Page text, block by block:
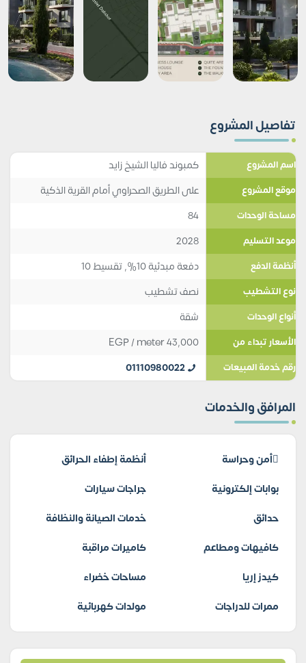
تفاصيل المشروع
اسم المشروع كمبوند فاليا الشيخ زايد
موقع المشروع على الطريق الصحراوي أمام القرية الذكية
مساحة الوحدات 84
موعد التسليم 2028
أنظمة الدفع دفعة مبدئية 10%, تقسيط 10
نوع التشطيب نصف تشطيب
أنواع الوحدات شقة
الأسعار تبداء من 43,000
EGP/ meter
رقم خدمة المبيعات 01110980022
المرافق والخدمات
أمن وحراسة
أنظمة إطفاء الحرائق
بوابات إلكترونية
جراجات سيارات
حدائق
خدمات الصيانة والنظافة
كافيهات ومطاعم
كاميرات مراقبة
كيدز إريا
مساحات خضراء
ممرات للدراجات
مولدات كهربائية